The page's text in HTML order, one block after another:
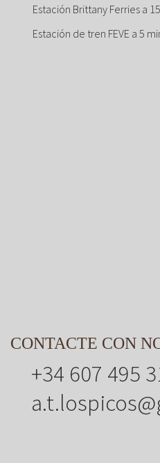
Estación Brittany Ferries a
Estación de tren FEVE a 5
CONTACTE CON
+34 607 495